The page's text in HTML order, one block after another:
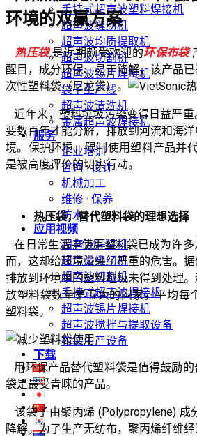
手持式超声波塑料焊接机
超声波缝纫机
超声波均质提取机
超声波切割机
超声波锡片焊接机
袋子生产线
超声波清洗机
金属超声波焊接机
服务
企业培训
咨询 · 设计
机械加工
维修 · 保养
防水
应用视频
超声波焊接机
超声波缝纫机
超声波切割机
手持式超声波焊接机
超声波锡片焊接机
超声波搅拌与提取设备
布袋生产设备
下载
环境的双赢方案
热压袋是近期颇受欢迎的环保布袋
醒目，成分环保、易于降解，该产品
次性塑料袋（尼龙袋）。
近年来，塑料垃圾污染变得日益严
要数百年才能分解，排放到河流和海
境。保护环境，限制使用塑料产品并
是被高度评价的切实行动。
热压袋，替代塑料袋的理想选择
在日常生活中使用塑料袋已成为许
而，这却给环境带来了严重的危害。
排放到环境中的塑料垃圾未得到处理
放塑料袋数量第五大的国家，平均每
塑料袋。
用环保产品替代塑料袋是值得鼓励
袋是最受青睐的产品。
该袋子由聚丙烯 (Polypropylene) 成
降解。为了生产无纺布，聚丙烯纤维